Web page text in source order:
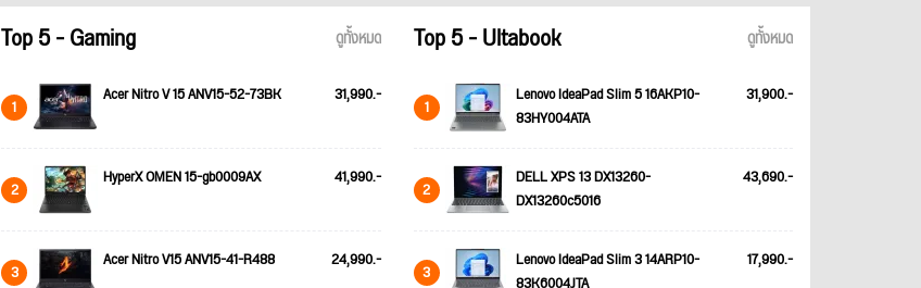
Top 5 - Gaming ดูทั้งหมด
1 Acer Nitro V 15 ANV15-52-73BK 31,990.-
2 HyperX OMEN 15-gb0009AX 41,990.-
3 Acer Nitro V15 ANV15-41-R488 24,990.-
Top 5 - Ultabook ดูทั้งหมด
1
Lenovo IdeaPad Slim 5 16AKP10-
83HY004ATA
31,900.-
2
DELL XPS 13 DX13260-
DX13260c5016
43,690.-
3
Lenovo IdeaPad Slim 3 14ARP10-
17,990.-